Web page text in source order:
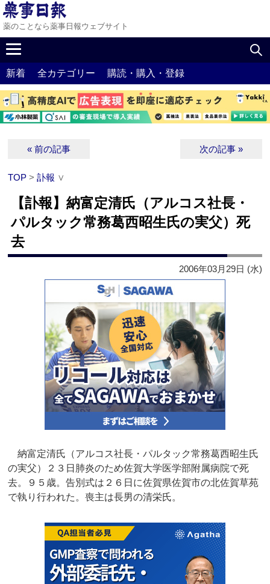
薬のことなら薬事日報ウェブサイト
新着 全カテゴリー 購読・購入・登録
« 前の記事 次の記事 »
TOP >訃報 ∨
【訃報】納富定清氏（アルコス社長・
パルタック常務葛西昭生氏の実父）死
去
2006年03月29日 (水)
納富定清氏（アルコス社長・パルタック常務葛西昭生氏
の実父）２３日肺炎のため佐賀大学医学部附属病院で死
去。９５歳。告別式は２６日に佐賀県佐賀市の北佐賀草苑
で執り行われた。喪主は長男の清栄氏。